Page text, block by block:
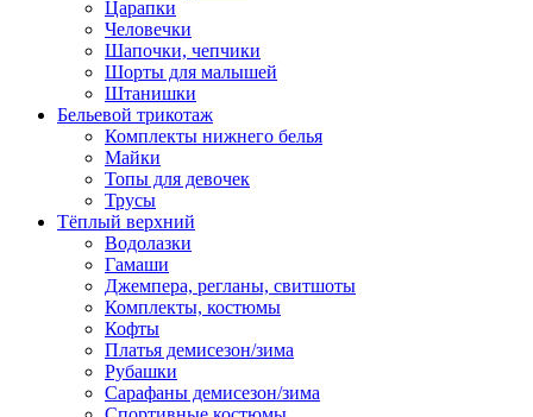
Царапки
Человечки
Шапочки, чепчики
Шорты для малышей
Штанишки
Бельевой трикотаж
Комплекты нижнего белья
Майки
Топы для девочек
Трусы
Тёплый верхний
Водолазки
Гамаши
Джемпера, регланы, свитшоты
Комплекты, костюмы
Кофты
Платья демисезон/зима
Рубашки
Сарафаны демисезон/зима